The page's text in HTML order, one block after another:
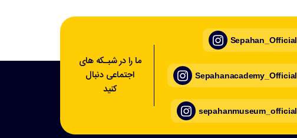
ما را در شبـکه های
اجتماعی دنبال
کنید
Sepahan_Official
Sepahanacademy_Official
sepahanmuseum_official